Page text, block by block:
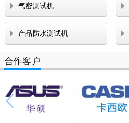
 气密测试机 
 产品防水测试机 
合作客户